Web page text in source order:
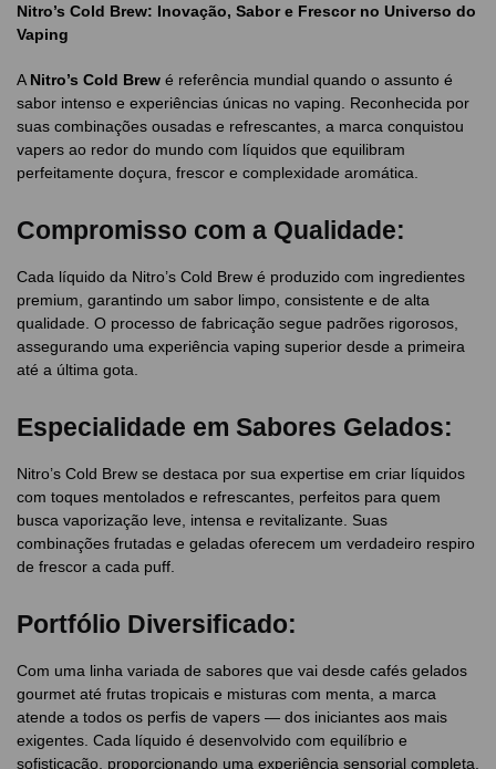
Nitro’s Cold Brew: Inovação, Sabor e Frescor no Universo do
Vaping
A Nitro’s Cold Brew é referência mundial quando o assunto é
sabor intenso e experiências únicas no vaping. Reconhecida por
suas combinações ousadas e refrescantes, a marca conquistou
vapers ao redor do mundo com líquidos que equilibram
perfeitamente doçura, frescor e complexidade aromática.
Compromisso com a Qualidade:
Cada líquido da Nitro’s Cold Brew é produzido com ingredientes
premium, garantindo um sabor limpo, consistente e de alta
qualidade. O processo de fabricação segue padrões rigorosos,
assegurando uma experiência vaping superior desde a primeira
até a última gota.
Especialidade em Sabores Gelados:
Nitro’s Cold Brew se destaca por sua expertise em criar líquidos
com toques mentolados e refrescantes, perfeitos para quem
busca vaporização leve, intensa e revitalizante. Suas
combinações frutadas e geladas oferecem um verdadeiro respiro
de frescor a cada puff.
Portfólio Diversificado:
Com uma linha variada de sabores que vai desde cafés gelados
gourmet até frutas tropicais e misturas com menta, a marca
atende a todos os perfis de vapers — dos iniciantes aos mais
exigentes. Cada líquido é desenvolvido com equilíbrio e
sofisticação, proporcionando uma experiência sensorial completa.